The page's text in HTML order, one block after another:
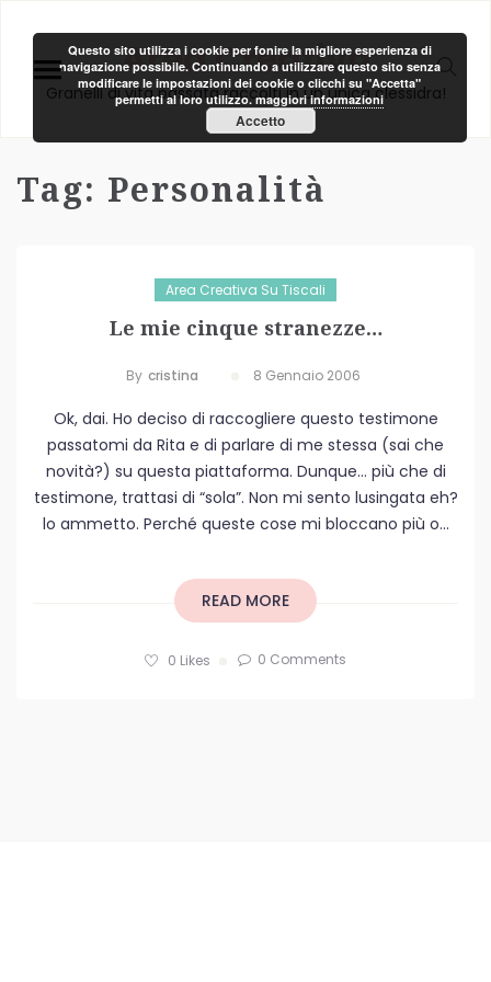
Area Creativa
Granelli di vita passata raccolti in un unica clessidra!
Tag: Personalità
Area Creativa Su Tiscali
Le mie cinque stranezze…
By Cristina 8 Gennaio 2006
Ok, dai. Ho deciso di raccogliere questo testimone
passatomi da Rita e di parlare di me stessa (sai che
novità?) su questa piattaforma. Dunque… più che di
testimone, trattasi di “sola”. Non mi sento lusingata eh?
lo ammetto. Perché queste cose mi bloccano più o...
READ MORE
0 Likes 0 Comments
Questo sito utilizza i cookie per fonire la migliore esperienza di
navigazione possibile. Continuando a utilizzare questo sito senza
modificare le impostazioni dei cookie o clicchi su "Accetta"
permetti al loro utilizzo.maggiori informazioni
Accetto